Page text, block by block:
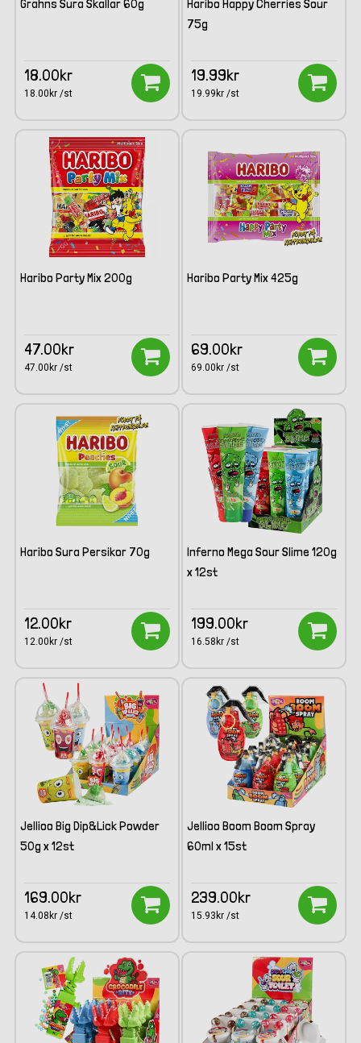
Grahns Sura Skallar 60g
18.00kr
18.00kr /st
Haribo Happy Cherries Sour
75g
19.99kr
19.99kr /st
Haribo Party Mix 200g
47.00kr
47.00kr /st
Haribo Party Mix 425g
69.00kr
69.00kr /st
Haribo Sura Persikor 70g
12.00kr
12.00kr /st
Inferno Mega Sour Slime 120g
x 12st
199.00kr
16.58kr /st
Jellioo Big Dip&Lick Powder
50g x 12st
169.00kr
14.08kr /st
Jellioo Boom Boom Spray
60ml x 15st
239.00kr
15.93kr /st